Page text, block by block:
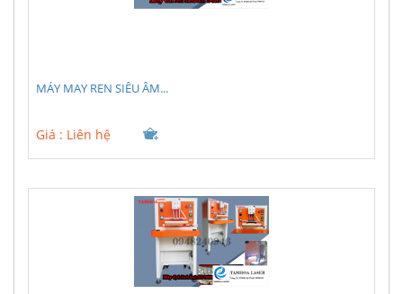
MÁY MAY REN SIÊU ÂM...
Giá : Liên hệ